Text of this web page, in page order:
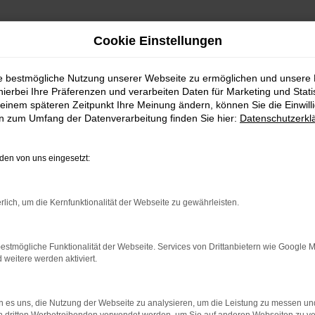
leasen
schon bereit
Die Fachpresse hat das Modell bei seinem Erscheinen
Technologie sowie den zahlreichen Extras, die den
wählen Sie sowohl die Lackierung als auch Motor und
Varianten als Jahreswagen oder Tageszulassung. Die
Cookie Einstellungen
bestmögliche Nutzung unserer Webseite zu ermöglichen und unsere
Ihre Präferenzen und verarbeiten Daten für Marketing und
späteren Zeitpunkt Ihre Meinung ändern, können Sie die
zum Umfang der Datenverarbeitung finden Sie hier:
von uns eingesetzt:
um die Kernfunktionalität der Webseite zu gewährleisten.
Funktionalität der Webseite. Services von Drittanbietern wie Google
weitere werden aktiviert.
es uns, die Nutzung der Webseite zu analysieren, um die Leistung zu messen